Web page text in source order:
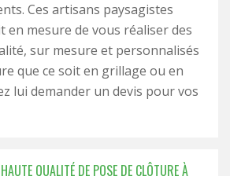
Ces artisans paysagistes
mesure de vous réaliser des
sur mesure et personnalisés
que ce soit en grillage ou en
lui demander un devis pour vos
QUALITÉ DE POSE DE CLÔTURE À